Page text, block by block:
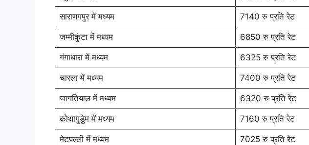
साराणगपुर में मध्यम 7140 रु प्रति रेट
जम्मीकुंटा में मध्यम 6850 रु प्रति रेट
गंगाधारा में मध्यम 6325 रु प्रति रेट
चारला में मध्यम 7400 रु प्रति रेट
जागतियाल में मध्यम 6320 रु प्रति रेट
कोथागुडुेम में मध्यम 7160 रु प्रति रेट
मेटपल्ली में मध्यम 7025 रु प्रति रेट